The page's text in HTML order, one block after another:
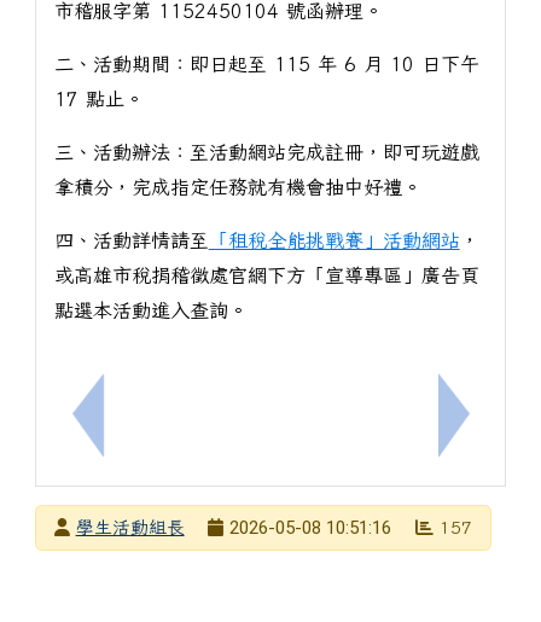
上一筆：「AR 競技場-極限對抗」育樂活動計畫
市稽服字第 1152450104 號函辦理。
二、活動期間：即日起至 115 年 6 月 10 日下午
17 點止。
三、活動辦法：至活動網站完成註冊，即可玩遊戲
拿積分，完成指定任務就有機會抽中好禮。
四、活動詳情請至 「租稅全能挑戰賽」活動網站 ，
或高雄市稅捐稽徵處官網下方「宣導專區」廣告頁
點選本活動進入查詢。
下一筆：
發布者學生活動組長
2026-05-08 10:51:16 157